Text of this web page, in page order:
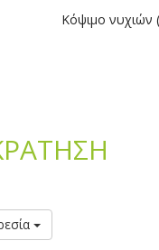
Κόψιμο νυχιών